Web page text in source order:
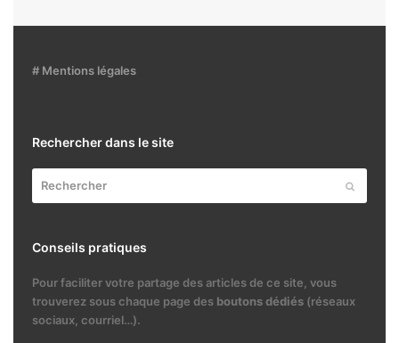
# Mentions légales
Rechercher dans le site
Conseils pratiques
Pour faciliter votre partage des articles de ce site, vous
trouverez sous chaque page des boutons dédiés(réseaux
sociaux, courriel…).